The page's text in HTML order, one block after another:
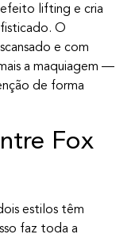
lifting e cria
O
e com
a maquiagem —
de forma
Fox
estilos têm
faz toda a